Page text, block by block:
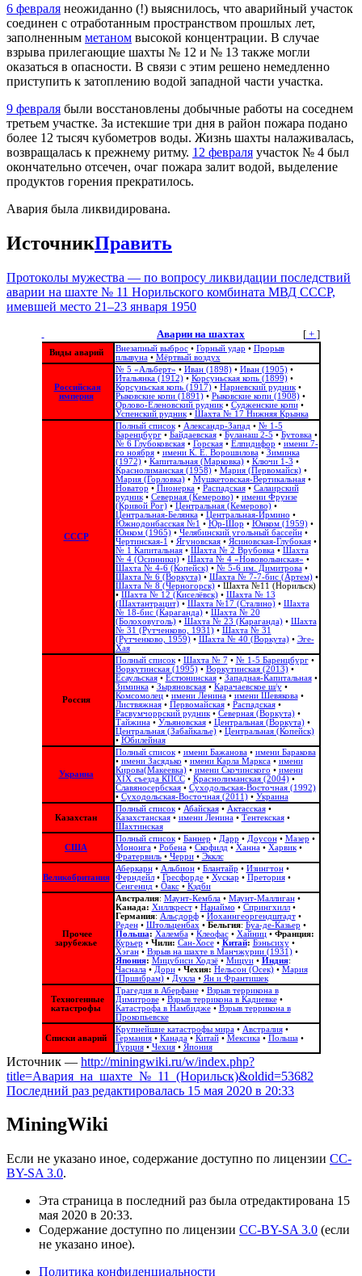
6 февраля неожиданно (!) выяснилось, что аварийный участок
соединен с отработанным пространством прошлых лет,
заполненным метаном высокой концентрации. В случае
взрыва прилегающие шахты № 12 и № 13 также могли
оказаться в опасности. В связи с этим решено немедленно
приступить к затоплению водой западной части участка.
9 февраля были восстановлены добычные работы на соседнем
третьем участке. За истекшие три дня в район пожара подано
более 12 тысяч кубометров воды. Жизнь шахты налаживалась,
возвращалась к прежнему ритму. 12 февраля участок № 4 был
окончательно отсечен, очаг пожара залит водой, выделение
продуктов горения прекратилось.
Авария была ликвидирована.
ИсточникПравить
Протоколы мужества — по вопросу ликвидации последствий
аварии на шахте № 11 Норильского комбината МВД СССР,
имевшей место 21–23 января 1950
[+ ]
Аварии на шахтах
Виды аварий Внезапный выброс• Горный удар • Прорыв
плывуна• Мёртвый воздух
Российская
империя
№ 5 «Альберт» • Иван (1898)• Иван (1905)•
Итальянка (1912)• Корсуньская копь (1899)•
Корсуньская копь (1917)• Нарневский рудник•
Рыковские копи (1891)• Рыковские копи (1908)•
Орлово-Еленовский рудник• Судженские копи•
Успенский рудник• Шахта № 17 Нижняя Крынка
СССР
Полный список• Александр-Запад • № 1-5
Баренцбург• Байдаевская• Буланаш 2-5 • Бутовка•
№ 6 Глубоковская• Горская• Елпидифор • имени 7-
го ноября• имени К. Е. Ворошилова• Зиминка
(1972)• Капитальная (Марковка)• Ключи 1-3 •
Краснолиманская (1958)• Мария (Первомайск)•
Мария (Горловка)• Мушкетовская-Вертикальная•
Новатор • Пионерка• Распадская• Салаирский
рудник• Северная (Кемерово)• имени Фрунзе
(Кривой Рог)• Центральная (Кемерово)•
Центральная-Белянка• Центральная-Ирмино •
Южнодонбасская №1 • Юр-Шор • Юнком (1959)•
Юнком (1965)• Челябинский угольный бассейн•
Чертинская-1 • Ягуновская• Ясиновская-Глубокая•
№ 1 Капитальная• Шахта № 2 Врубовка• Шахта
№ 4 (Осинники)• Шахта № 4 «Нововолынская» •
Шахта № 4-6 (Копейск)• № 5-6 им. Димитрова•
Шахта № 6 (Воркута)• Шахта № 7-7-бис (Артем)•
Шахта № 8 (Черногорск)• Шахта №11 (Норильск)
• Шахта № 12 (Киселёвск)• Шахта № 13
(Шахтантрацит)• Шахта №17 (Сталино)• Шахта
№ 18-бис (Караганда)• Шахта № 20
(Болоховуголь)‎• Шахта № 23 (Караганда)• Шахта
№ 31 (Рутченково, 1931)• Шахта № 31
(Рутченково, 1959)• Шахта № 40 (Воркута)• Эге-
Хая
Россия
Полный список• Шахта № 7• № 1-5 Баренцбург•
Воркутинская (1995)• Воркутинская (2013)•
Есаульская• Естюнинская• Западная-Капитальная•
Зиминка• Зыряновская• Карачаевское ш/у•
Комсомолец• имени Ленина• имени Шевякова•
Листвяжная• Первомайская• Распадская•
Расвумчоррский рудник• Северная (Воркута)•
Тайжина• Ульяновская• Центральная (Воркута)•
Центральная (Забайкалье)• Центральная (Копейск)
• Юбилейная
Украина
Полный список• имени Бажанова• имени Баракова
• имени Засядько • имени Карла Маркса• имени
Кирова(Макеевка)• имени Скочинского • имени
ХІХ съезда КПСС• Краснолиманская (2004)•
Славяносербская• Суходольская-Восточная (1992)
• Суходольская-Восточная (2011)• Украина
Казахстан
Полный список• Абайская• Актасская•
Казахстанская• имени Ленина• Тентекская•
Шахтинская
США
Полный список• Баннер • Дарр • Доусон• Мазер •
Мононга• Робена• Скофилд • Ханна• Харвик•
Фратервиль• Черри• Экклс
Великобритания
Аберкарн• Альбион‎• Блантайр • Изингтон•
Ферндейл• Гресфорде• Хускар • Претория•
Сенгенид • Оакс• Кэдби
Прочее
зарубежье
Австралия: Маунт-Кембла• Маунт-Маллиган•
Канада: Хиллкрест• Нанаймо • Спрингхилл•
Германия: Альсдорф• Йоханнгеоргендштадт•
Реден• Штольценбах • Бельгия: Буа-де-Казьер •
Польша: Халемба• Клеофас• Хайниц• Франция:
Курьер • Чили: Сан-Хосе• Китай: Бэньсиху•
Хэган• Взрыв на шахте в Манчжурии (1931)•
Япония: Мицубиси Ходзё• Мицуи• Индия:
Часнала• Дори• Чехия: Нельсон (Осек)• Мария
(Пршибрам)• Дукла• Ян и Франтишек
Техногенные
катастрофы
Трагедия в Аберфане• Взрыв террикона в
Димитрове• Взрыв террикона в Кадиевке•
Катастрофа в Намбидже• Взрыв террикона в
Прокопьевске
Списки аварий
Крупнейшие катастрофы мира• Австралия•
Германия• Канада• Китай• Мексика• Польша•
Турция• Чехия• Япония
Источник — http://miningwiki.ru/w/index.php?
title=Авария_на_шахте_№_11_(Норильск)&oldid=53682
Последний раз редактировалась 15 мая 2020 в 20:33
MiningWiki
Если не указано иное, содержание доступно по лицензии CC-
BY-SA 3.0.
Эта страница в последний раз была отредактирована 15
мая 2020 в 20:33.
Содержание доступно по лицензии CC-BY-SA 3.0 (если
не указано иное).
Политика конфиденциальности